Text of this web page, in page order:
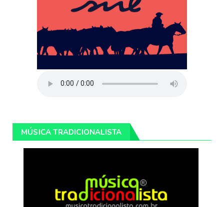
MÚSICA TRADICIONALISTA